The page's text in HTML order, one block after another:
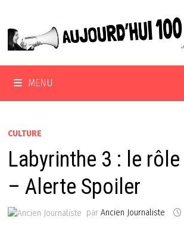
contenu
MENU
CULTURE
Labyrinthe 3 : le
– Alerte Spoiler
parAncien Journaliste